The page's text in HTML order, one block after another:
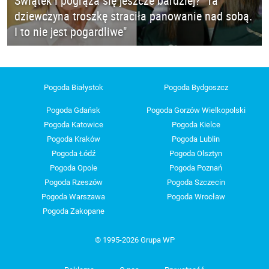
dziewczyna troszkę straciła panowanie nad sobą.
I to nie jest pogardliwe"
Pogoda Białystok Pogoda Bydgoszcz
Pogoda Gdańsk
Pogoda Gorzów Wielkopolski
Pogoda Katowice
Pogoda Kielce
Pogoda Kraków
Pogoda Lublin
Pogoda Łódź
Pogoda Olsztyn
Pogoda Opole
Pogoda Poznań
Pogoda Rzeszów
Pogoda Szczecin
Pogoda Warszawa
Pogoda Wrocław
Pogoda Zakopane
© 1995-2026 Grupa WP